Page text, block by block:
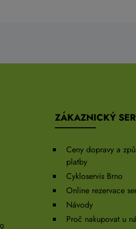
ZÁKAZNICKÝ
Ceny dopravy a
platby
Cykloservis Brno
Online rezervace
Návody
Proč nakupovat u